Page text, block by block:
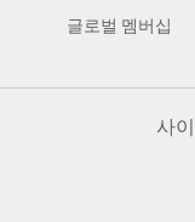
글로벌 멤버십
사